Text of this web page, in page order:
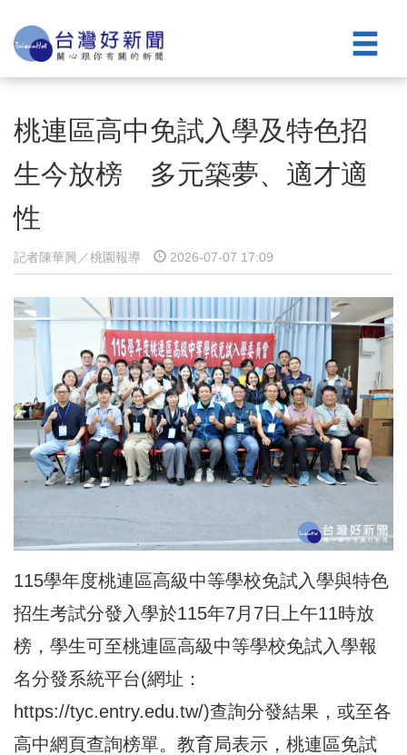
桃連區高中免試入學及特色招
生今放榜 多元築夢、適才適
性
記者陳華興／桃園報導 2026-07-07 17:09
115學年度桃連區高級中等學校免試入學與特色
招生考試分發入學於115年7月7日上午11時放
榜，學生可至桃連區高級中等學校免試入學報
名分發系統平台(網址：
https://tyc.entry.edu.tw/)查詢分發結果，或至各
高中網頁查詢榜單。教育局表示，桃連區免試